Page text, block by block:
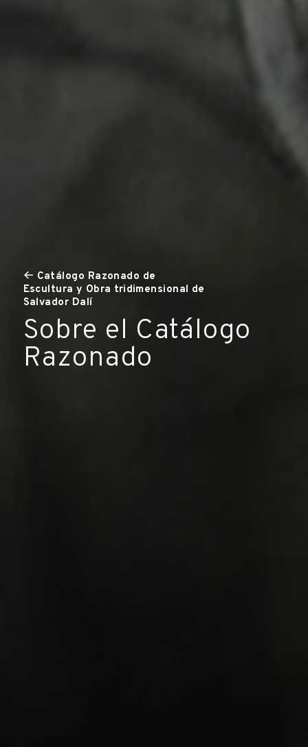
Catálogo Razonado de
Escultura y Obra tridimensional de
Salvador Dalí
Sobre el Catálogo
Razonado